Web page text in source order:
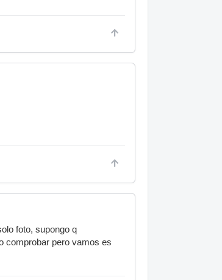
foto, supongo q
comprobar pero vamos es